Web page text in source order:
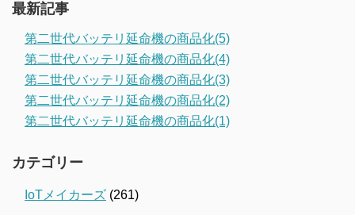
最新記事
第二世代バッテリ延命機の商品化(5)
第二世代バッテリ延命機の商品化(4)
第二世代バッテリ延命機の商品化(3)
第二世代バッテリ延命機の商品化(2)
第二世代バッテリ延命機の商品化(1)
カテゴリー
IoTメイカーズ (261)